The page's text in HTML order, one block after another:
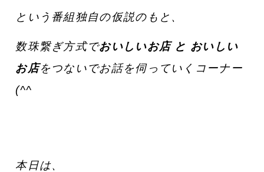
という番組独自の仮説のもと、
数珠繋ぎ方式でおいしいお店 と おいしい
お店をつないでお話を伺っていくコーナー
(^^ゞ
本日は、